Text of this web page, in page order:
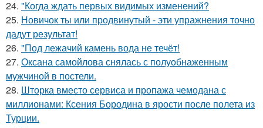
24. "Когда ждать первых видимых изменений?
25. Новичок ты или продвинутый - эти упражнения точно
дадут результат!
26. "Под лежачий камень вода не течёт!
27. Оксана самойлова снялась с полуобнаженным
мужчиной в постели.
28. Шторка вместо сервиса и пропажа чемодана с
миллионами: Ксения Бородина в ярости после полета из
Турции.